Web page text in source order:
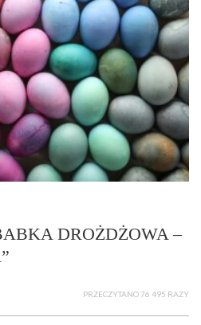
DROŻDŻOWA –
PRZECZYTANO 76 495 RAZY